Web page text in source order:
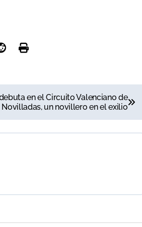
en el Circuito Valenciano de
Novilladas, un novillero en el exilio